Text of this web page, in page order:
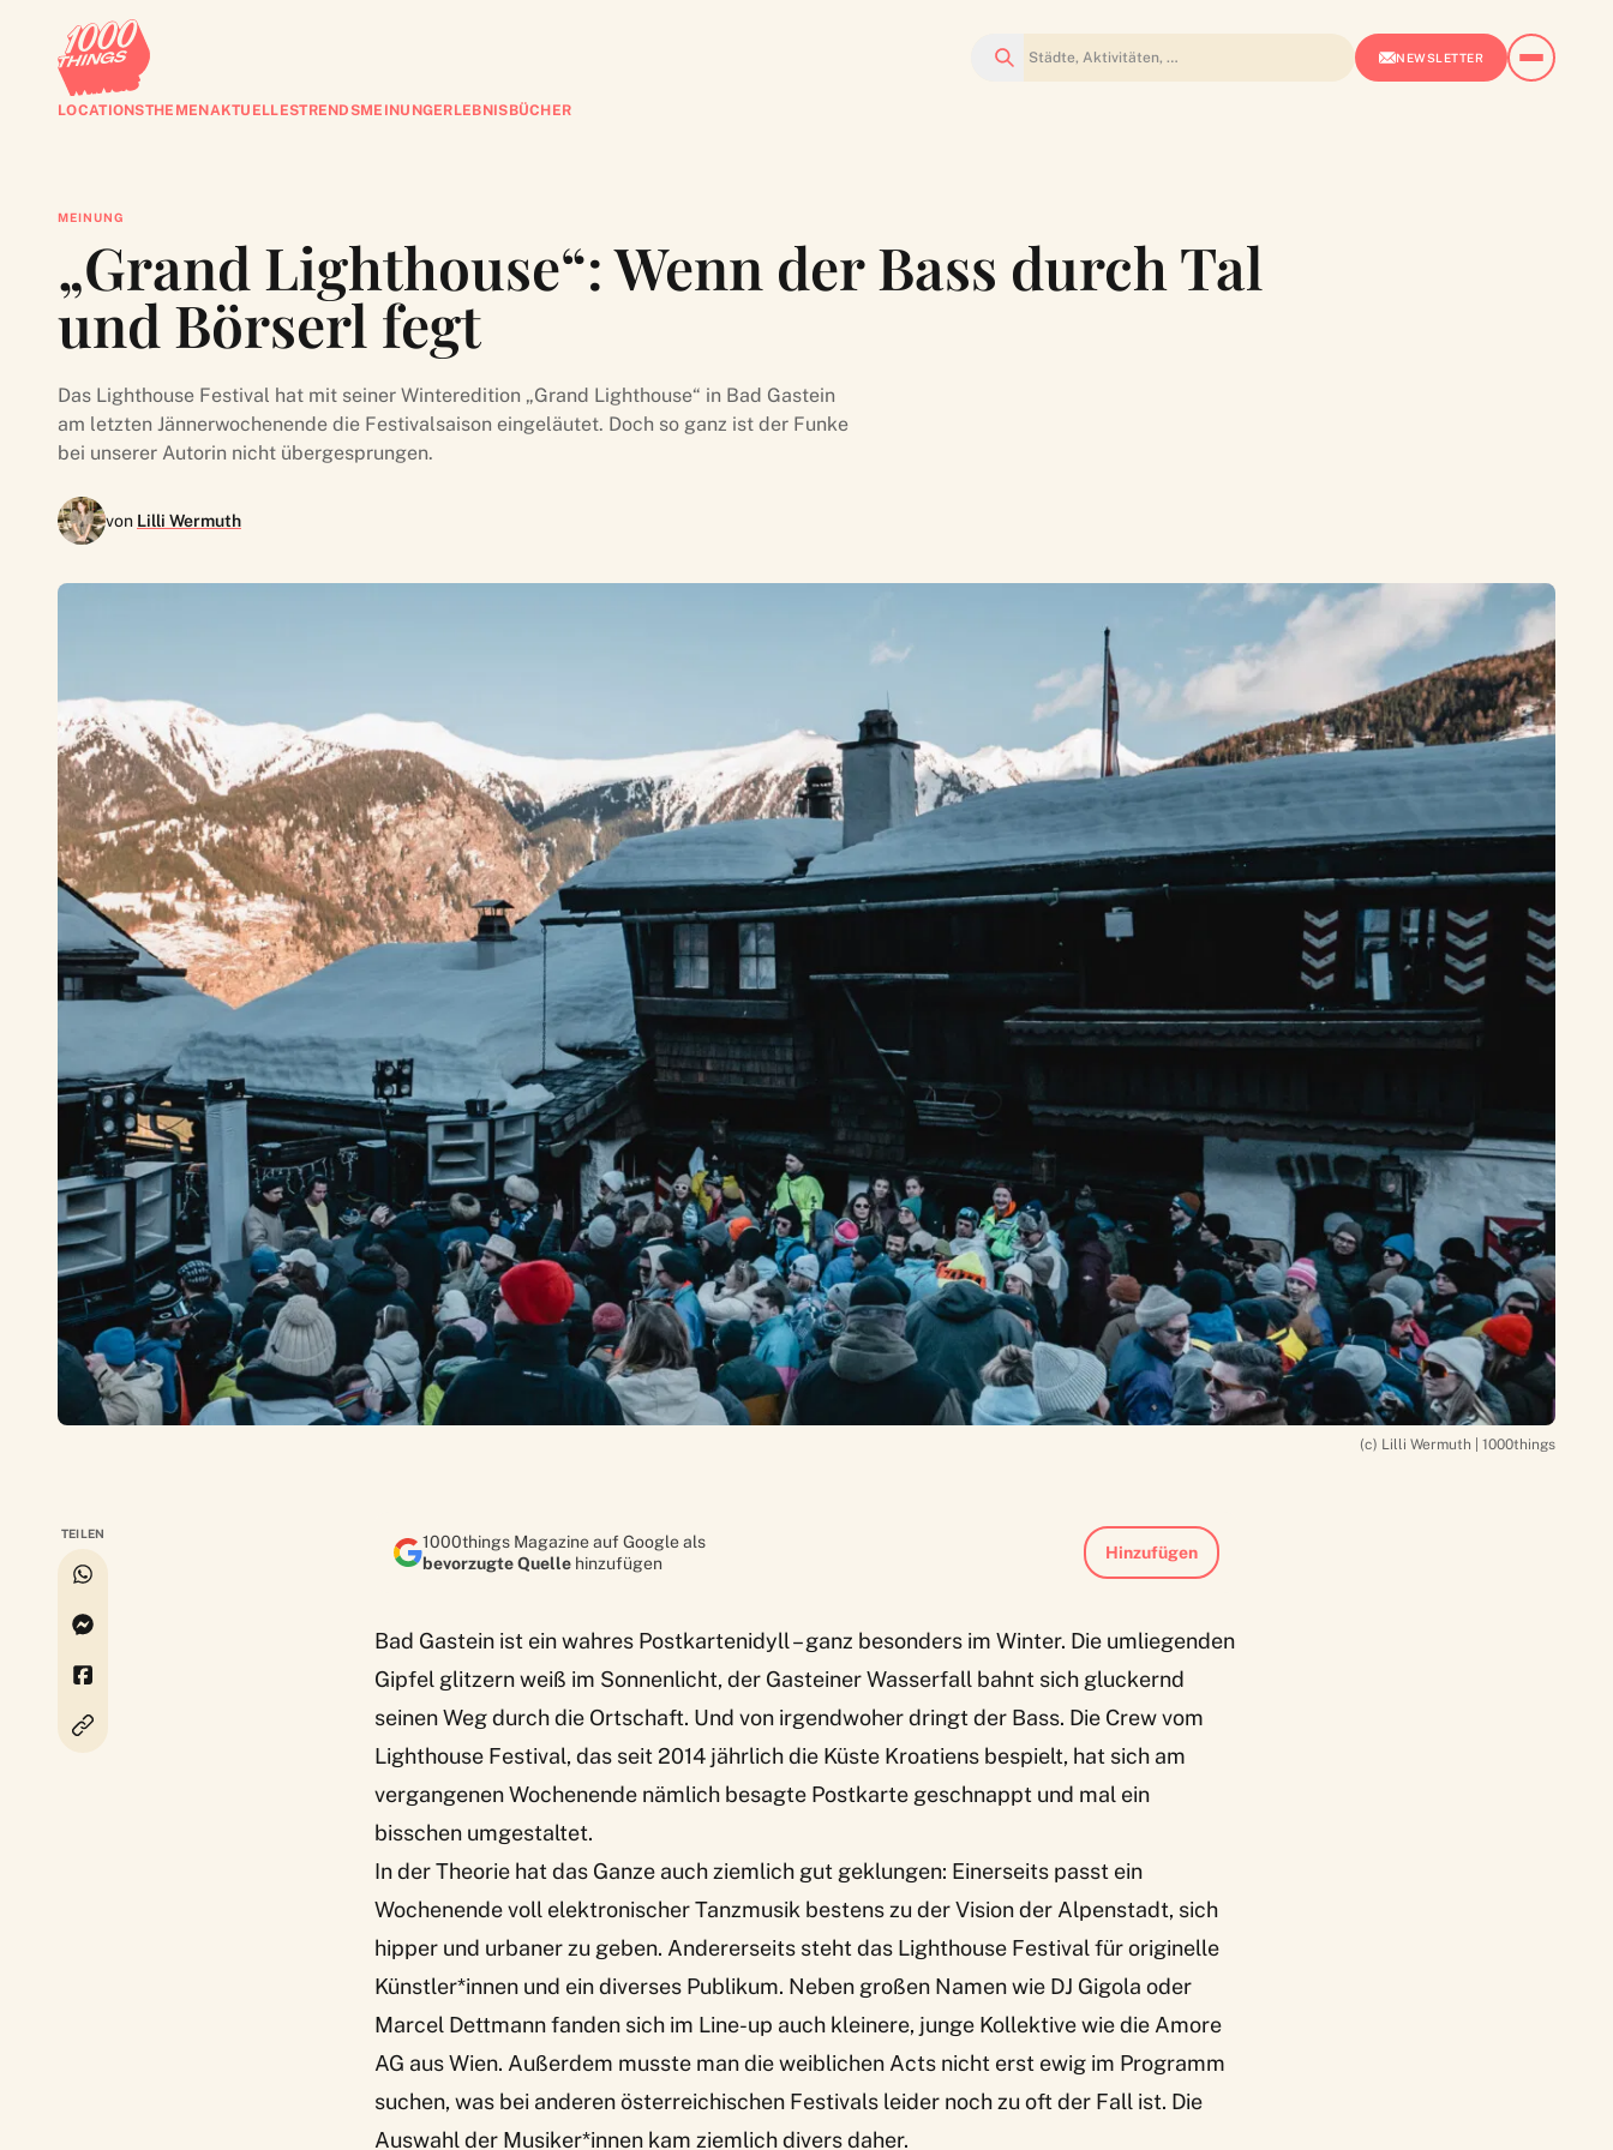
Suchen NEWSLETTER
LOCATIONSTHEMENAKTUELLESTRENDSMEINUNGERLEBNISBÜCHER
MEINUNG
„Grand Lighthouse“: Wenn der Bass durch Tal
und Börserl fegt
Das Lighthouse Festival hat mit seiner Winteredition „Grand Lighthouse“ in Bad Gastein
am letzten Jännerwochenende die Festivalsaison eingeläutet. Doch so ganz ist der Funke
bei unserer Autorin nicht übergesprungen.
von Lilli Wermuth
(c) Lilli Wermuth | 1000things
TEILEN
1000things Magazine auf Google als
bevorzugte Quelle hinzufügen
Hinzufügen
Bad Gastein ist ein wahres Postkartenidyll – ganz besonders im Winter. Die umliegenden
Gipfel glitzern weiß im Sonnenlicht, der Gasteiner Wasserfall bahnt sich gluckernd
seinen Weg durch die Ortschaft. Und von irgendwoher dringt der Bass. Die Crew vom
Lighthouse Festival, das seit 2014 jährlich die Küste Kroatiens bespielt, hat sich am
vergangenen Wochenende nämlich besagte Postkarte geschnappt und mal ein
bisschen umgestaltet.
In der Theorie hat das Ganze auch ziemlich gut geklungen: Einerseits passt ein
Wochenende voll elektronischer Tanzmusik bestens zu der Vision der Alpenstadt, sich
hipper und urbaner zu geben. Andererseits steht das Lighthouse Festival für originelle
Künstler*innen und ein diverses Publikum. Neben großen Namen wie DJ Gigola oder
Marcel Dettmann fanden sich im Line-up auch kleinere, junge Kollektive wie die Amore
AG aus Wien. Außerdem musste man die weiblichen Acts nicht erst ewig im Programm
suchen, was bei anderen österreichischen Festivals leider noch zu oft der Fall ist. Die
Auswahl der Musiker*innen kam ziemlich divers daher.